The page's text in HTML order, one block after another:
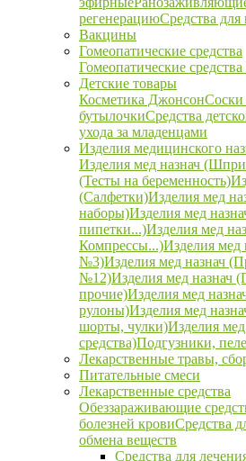
регенерациюСредства
Вакцины
Гомеопатические средства
Гомеопатические
Детские товары
Косметика Джонсон
бутылочкиСредства
ухода за младенцами
Изделия медицинского
Изделия мед назнач
(Тесты на беременность)
(Салфетки)Изделия мед
наборы)Изделия мед
пипетки...)Изделия мед
Компрессы...)Изделия мед
№3)Изделия мед назнач
№12)Изделия мед назнач
прочие)Изделия мед
рулоны)Изделия мед
шорты, чулки)Изделия
средства)Подгузники,
Лекарственные травы,
Питательные смеси
Лекарственные средства
Обеззараживающие
болезней кровиСредства
обмена веществ
Средства для